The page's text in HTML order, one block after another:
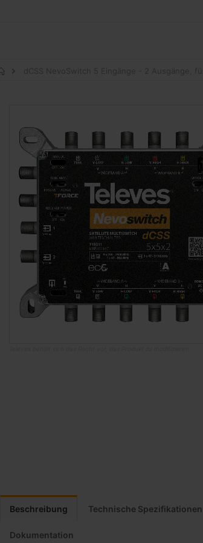
Bildgalerie
springen
Beschreibung Technische Spezifikationen
Dokumentation